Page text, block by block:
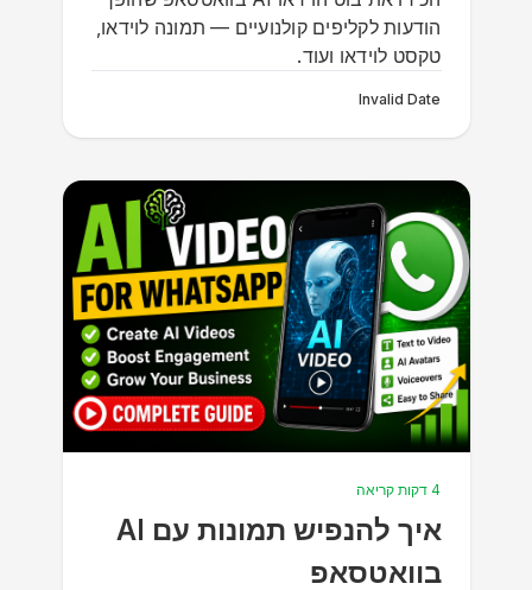
הודעות לקליפים קולנועיים — תמונה לוידאו,
טקסט לוידאו ועוד.
Invalid Date
4 דקות קריאה
איך להנפיש תמונות עם AI
בוואטסאפ